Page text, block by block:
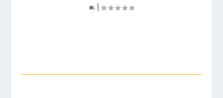
|